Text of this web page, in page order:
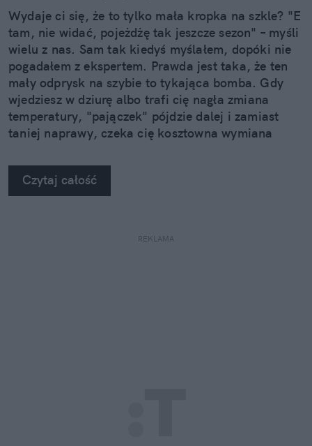
Wydaje ci się, że to tylko mała kropka na szkle? "E
tam, nie widać, pojeżdżę tak jeszcze sezon" – myśli
wielu z nas. Sam tak kiedyś myślałem, dopóki nie
pogadałem z ekspertem. Prawda jest taka, że ten
mały odprysk na szybie to tykająca bomba. Gdy
wjedziesz w dziurę albo trafi cię nagła zmiana
temperatury, "pajączek" pójdzie dalej i zamiast
taniej naprawy, czeka cię kosztowna wymiana
na własne oczy zobaczyć, jak profesjonaliści radzą
sobie z takimi uszkodzeniami.
Czytaj całość
REKLAMA